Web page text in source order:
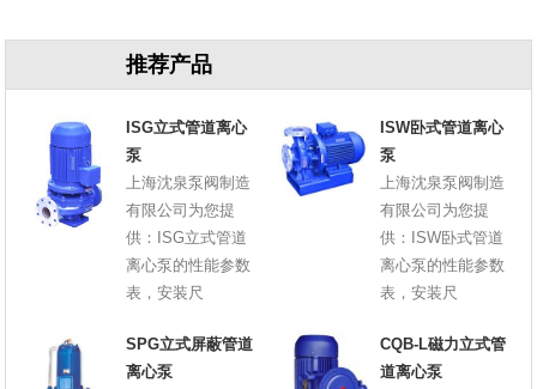
推荐产品
ISG立式管道离心
泵
上海沈泉泵阀制造
有限公司为您提
供：ISG立式管道
离心泵的性能参数
表，安装尺
ISW卧式管道离心
泵
上海沈泉泵阀制造
有限公司为您提
供：ISW卧式管道
离心泵的性能参数
表，安装尺
SPG立式屏蔽管道
离心泵
CQB-L磁力立式管
道离心泵